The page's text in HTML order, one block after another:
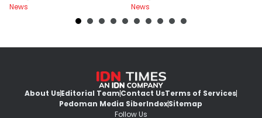
News
News
About UsEditorial TeamContact UsTerms of Services
Pedoman Media SiberIndexSitemap
Follow Us